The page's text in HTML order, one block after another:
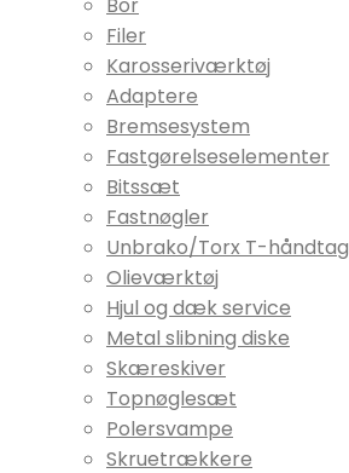
Bor
Filer
Karosseriværktøj
Adaptere
Bremsesystem
Fastgørelseselementer
Bitssæt
Fastnøgler
Unbrako/Torx T-håndtag
Olieværktøj
Hjul og dæk service
Metal slibning diske
Skæreskiver
Topnøglesæt
Polersvampe
Skruetrækkere